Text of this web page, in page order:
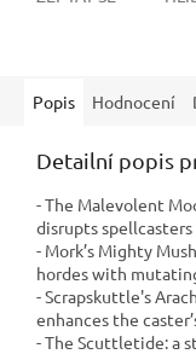
Popis Hodnocení
Detailní popis
- The Malevolent
disrupts spellcasters
- Mork’s Mighty
hordes with
- Scrapskuttle's
enhances the
- The Scuttletide: a